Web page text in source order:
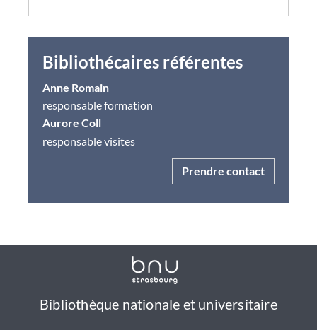
ligne
Bibliothécaires référentes
Anne Romain
responsable formation
Aurore Coll
responsable visites
Prendre contact
Bibliothèque nationale et universitaire